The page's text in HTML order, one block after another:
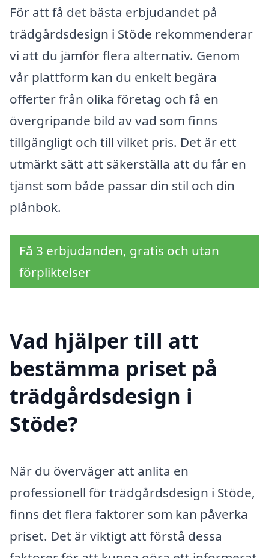
För att få det bästa erbjudandet på
trädgårdsdesign i Stöde rekommenderar
vi att du jämför flera alternativ. Genom
vår plattform kan du enkelt begära
offerter från olika företag och få en
övergripande bild av vad som finns
tillgängligt och till vilket pris. Det är ett
utmärkt sätt att säkerställa att du får en
tjänst som både passar din stil och din
plånbok.
Få 3 erbjudanden, gratis och utan
förpliktelser
Vad hjälper till att
bestämma priset på
trädgårdsdesign i
Stöde?
När du överväger att anlita en
professionell för trädgårdsdesign i Stöde,
finns det flera faktorer som kan påverka
priset. Det är viktigt att förstå dessa